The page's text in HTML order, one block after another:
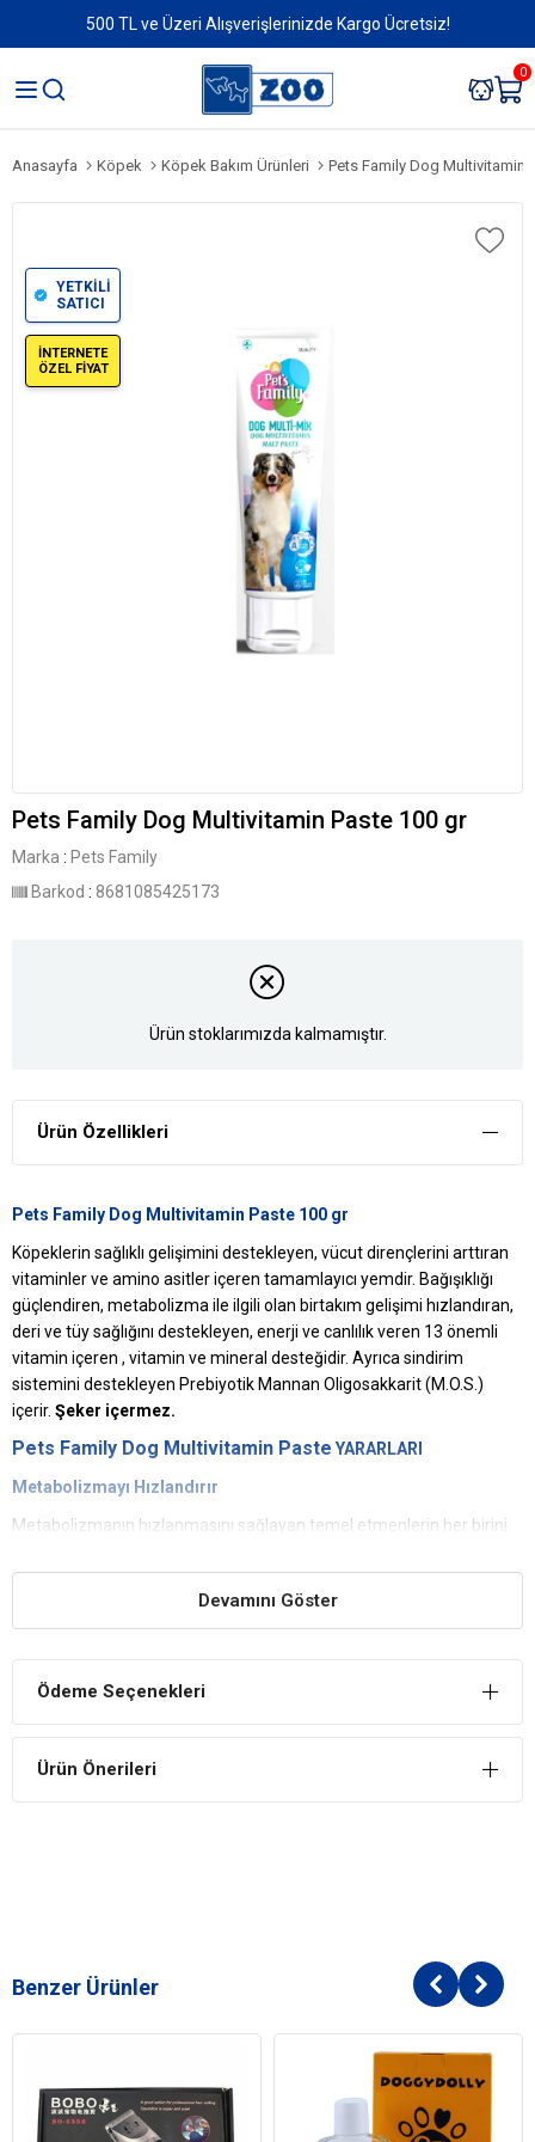
500 TL ve Üzeri Alışverişlerinizde Kargo Ücretsiz!
0
Anasayfa Köpek Köpek Bakım Ürünleri Pets Family Dog Multivitamin
YETKİLİ
SATICI
İNTERNETE
ÖZEL FİYAT
Pets Family Dog Multivitamin Paste 100 gr
Marka : Pets Family
Barkod : 8681085425173
Ürün stoklarımızda kalmamıştır.
Ürün Özellikleri
Pets Family Dog Multivitamin Paste 100 gr
Köpeklerin sağlıklı gelişimini destekleyen, vücut dirençlerini arttıran
vitaminler ve amino asitler içeren tamamlayıcı yemdir. Bağışıklığı
güçlendiren, metabolizma ile ilgili olan birtakım gelişimi hızlandıran,
deri ve tüy sağlığını destekleyen, enerji ve canlılık veren 13 önemli
vitamin içeren , vitamin ve mineral desteğidir. Ayrıca sindirim
sistemini destekleyen Prebiyotik Mannan Oligosakkarit (M.O.S.)
içerir. Şeker içermez.
Pets Family Dog Multivitamin Paste YARARLARI
Metabolizmayı Hızlandırır
Metabolizmanın hızlanmasını sağlayan temel etmenlerin her birini
Üstün kaliteli ürünlerin birleşiminden oluşmuştur.
Bağışıklığı güçlendirerek kusursuz bir sağlık hissiyatı verir.
Devamını Göster
Ödeme Seçenekleri
Ürün Önerileri
Benzer Ürünler